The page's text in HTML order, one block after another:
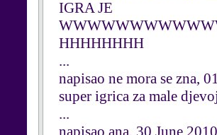
IGRA JE
HHHHHHHH
...
napisao ne mora se zna,
super igrica za male
...
napisao ana, 30 June 2010